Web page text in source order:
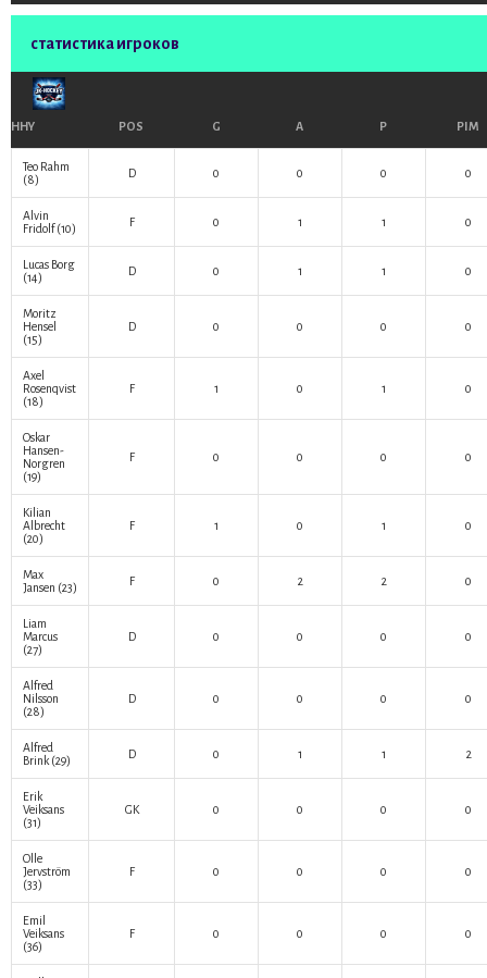
статистика игроков
HHY POS G A P PIM
Teo Rahm
(8)
D 0 0 0 0
Alvin
Fridolf(10) F 0 1 1 0
Lucas Borg
(14)
D 0 1 1 0
Moritz
Hensel
(15)
D 0 0 0 0
Axel
Rosenqvist
(18)
F 1 0 1 0
Oskar
Hansen-
Norgren
(19)
F 0 0 0 0
Kilian
Albrecht
(20)
F 1 0 1 0
Max
Jansen (23) F 0 2 2 0
Liam
Marcus
(27)
D 0 0 0 0
Alfred
Nilsson
(28)
D 0 0 0 0
Alfred
Brink (29) D 0 1 1 2
Erik
Veiksans
(31)
GK 0 0 0 0
Olle
Jervström
(33)
F 0 0 0 0
Emil
Veiksans
(36)
F 0 0 0 0